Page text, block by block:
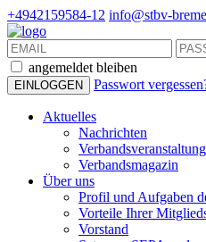
+4942159584-12 info@stbv-
angemeldet bleiben
Passwort
Aktuelles
Nachrichten
Verbandsmagazin
Über uns
Profil und Aufgaben
Vorteile Ihrer
Vorstand